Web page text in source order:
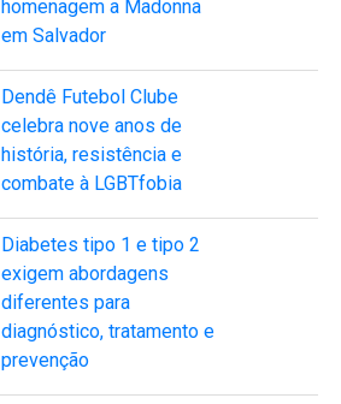
homenagem a Madonna
em Salvador
Dendê Futebol Clube
celebra nove anos de
história, resistência e
combate à LGBTfobia
Diabetes tipo 1 e tipo 2
exigem abordagens
diferentes para
diagnóstico, tratamento e
prevenção